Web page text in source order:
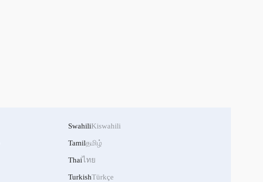
SwahiliKiswahili
Tamilதமிழ்
Thaiไทย
TurkishTürkçe